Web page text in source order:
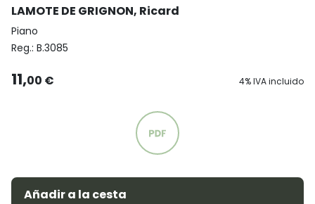
LAMOTE DE GRIGNON, Ricard
Piano
Reg.: B.3085
11,00 € 4% IVA incluido
Añadir a la cesta